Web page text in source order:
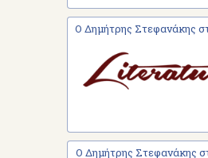
Ο Δημήτρης Στεφανάκης
Ο Δημήτρης Στεφανάκης